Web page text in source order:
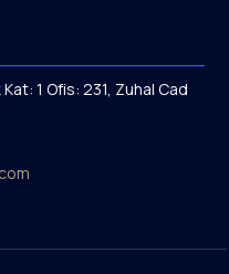
1 Ofis: 231, Zuhal Cad